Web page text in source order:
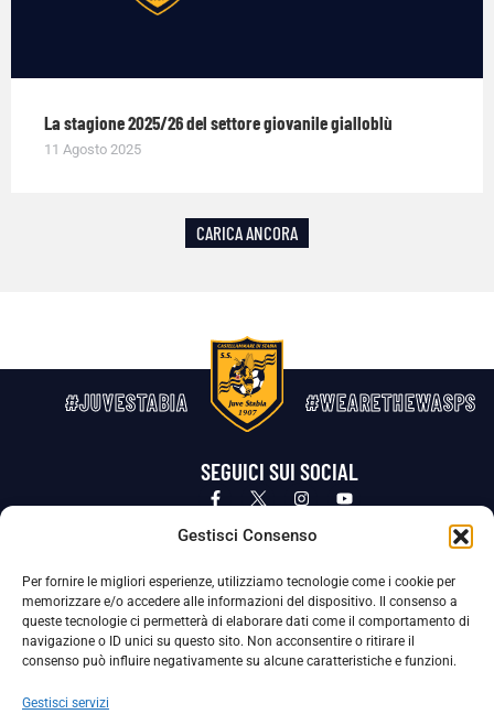
Gestisci Consenso
Per fornire le migliori esperienze, utilizziamo tecnologie come i cookie per
memorizzare e/o accedere alle informazioni del dispositivo. Il consenso a
queste tecnologie ci permetterà di elaborare dati come il comportamento di
navigazione o ID unici su questo sito. Non acconsentire o ritirare il
consenso può influire negativamente su alcune caratteristiche e funzioni.
Gestisci servizi
La stagione 2025/26 del settore giovanile gialloblù
11 Agosto 2025
CARICA ANCORA
#JUVESTABIA #WEARETHEWASPS
SEGUICI SUI SOCIAL
Privacy Policy Cookie Policy
La Società ha nominato il Responsabile della Protezione dei Dati Personali (DPO), figura specializzata che vigila sulle modalità
adottate dalla nostra Società per tutelare i Suoi dati personali.
Per contattare il DPO può scrivere a